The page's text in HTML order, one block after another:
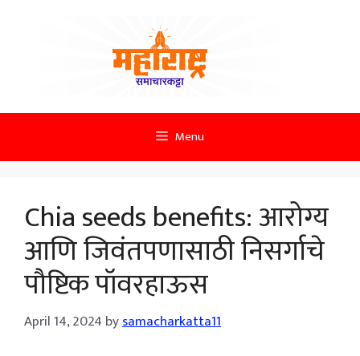
Menu
Chia seeds benefits: आरोग्य
आणि जिवंतपणासाठी निसर्गाचे
पौष्टिक पॉवरहाऊस
April 14, 2024 bysamacharkatta11